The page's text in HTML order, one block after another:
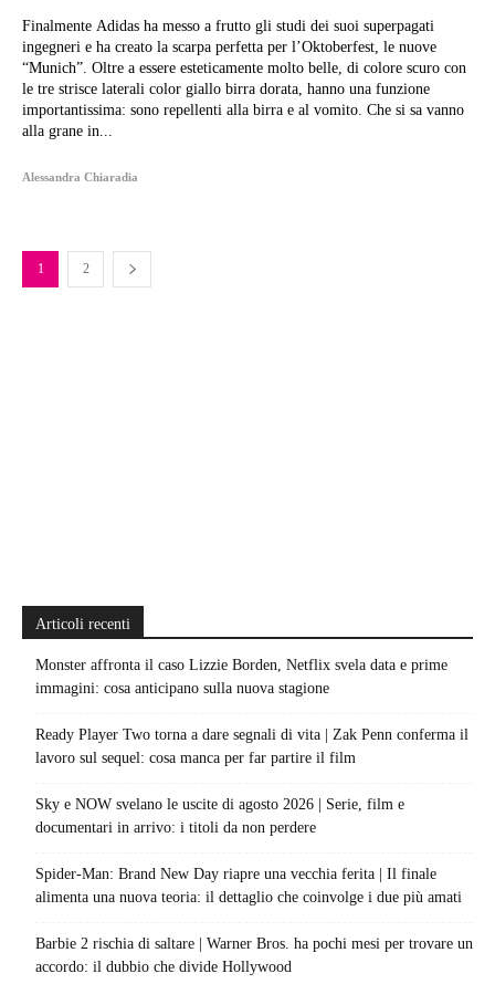
Finalmente Adidas ha messo a frutto gli studi dei suoi superpagati
ingegneri e ha creato la scarpa perfetta per l’Oktoberfest, le nuove
“Munich”. Oltre a essere esteticamente molto belle, di colore scuro con
le tre strisce laterali color giallo birra dorata, hanno una funzione
importantissima: sono repellenti alla birra e al vomito. Che si sa vanno
alla grane in...
Alessandra Chiaradia
1 2
Articoli recenti
Monster affronta il caso Lizzie Borden, Netflix svela data e prime
immagini: cosa anticipano sulla nuova stagione
Ready Player Two torna a dare segnali di vita | Zak Penn conferma il
lavoro sul sequel: cosa manca per far partire il film
Sky e NOW svelano le uscite di agosto 2026 | Serie, film e
documentari in arrivo: i titoli da non perdere
Spider-Man: Brand New Day riapre una vecchia ferita | Il finale
alimenta una nuova teoria: il dettaglio che coinvolge i due più amati
Barbie 2 rischia di saltare | Warner Bros. ha pochi mesi per trovare un
accordo: il dubbio che divide Hollywood